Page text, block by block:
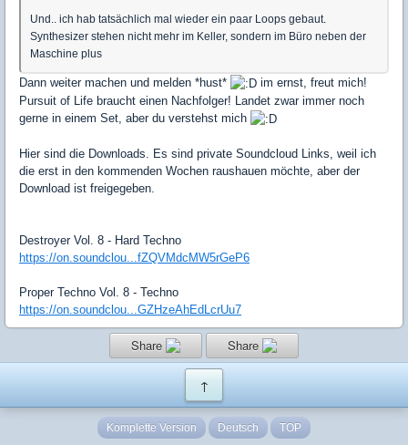
Und.. ich hab tatsächlich mal wieder ein paar Loops gebaut.
Synthesizer stehen nicht mehr im Keller, sondern im Büro neben der
Maschine plus
Dann weiter machen und melden *hust*
im ernst, freut mich!
Pursuit of Life braucht einen Nachfolger! Landet zwar immer noch
gerne in einem Set, aber du verstehst mich
Hier sind die Downloads. Es sind private Soundcloud Links, weil ich
die erst in den kommenden Wochen raushauen möchte, aber der
Download ist freigegeben.
Destroyer Vol. 8 - Hard Techno
https://on.soundclou...fZQVMdcMW5rGeP6
Proper Techno Vol. 8 - Techno
https://on.soundclou...GZHzeAhEdLcrUu7
Share Share
↑
Komplette Version Deutsch TOP